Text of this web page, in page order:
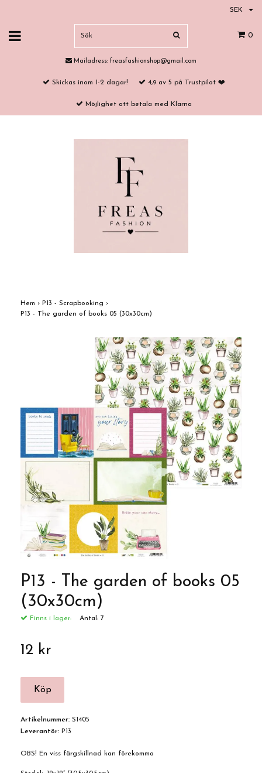
SEK
0
Mailadress: freasfashionshop@gmail.com
Skickas inom 1-2 dagar! 4,9 av 5 på Trustpilot ❤️
Möjlighet att betala med Klarna
Hem › P13 - Scrapbooking ›
P13 - The garden of books 05 (30x30cm)
P13 - The garden of books 05
(30x30cm)
Finns i lager: Antal: 7
12 kr
Artikelnummer: S1405
Leverantör: P13
OBS! En viss färgskillnad kan förekomma